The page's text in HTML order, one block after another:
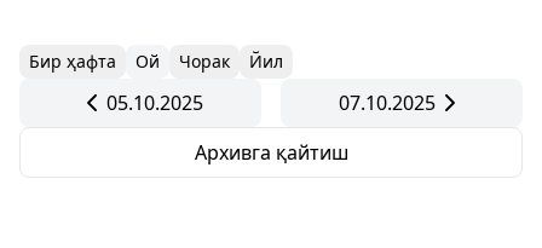
Бир ҳафта Ой Чорак Йил
05.10.2025
07.10.2025
Архивга қайтиш